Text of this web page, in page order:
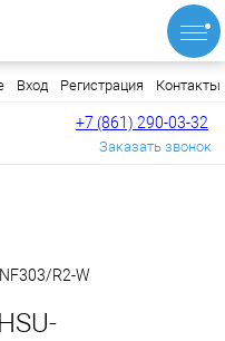
Вход Регистрация Контакты
+7 (861) 290-03-32
Заказать звонок
R2-W